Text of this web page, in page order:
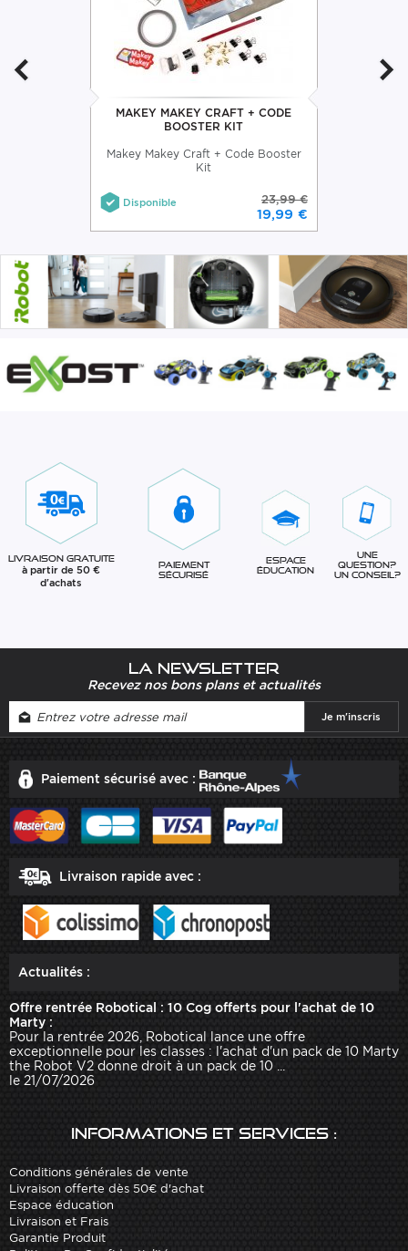
MAKEY MAKEY CRAFT + CODE
BOOSTER KIT
Makey Makey Craft + Code Booster
Kit
Disponible 23,99 €
19,99 €
Livraison gratuite
à partir de 50 €
d'achats
Paiement
sécurisé
Espace
éducation
Une
question?
Un conseil?
La newsletter
Recevez nos bons plans et actualités
Paiement sécurisé avec :
Livraison rapide avec :
Actualités :
Offre rentrée Robotical : 10 Cog offerts pour l'achat de 10
Marty :
Pour la rentrée 2026, Robotical lance une offre
exceptionnelle pour les classes : l'achat d'un pack de 10 Marty
the Robot V2 donne droit à un pack de 10 ...
le 21/07/2026
Informations et services :
Conditions générales de vente
Livraison offerte dès 50€ d'achat
Espace éducation
Livraison et Frais
Garantie Produit